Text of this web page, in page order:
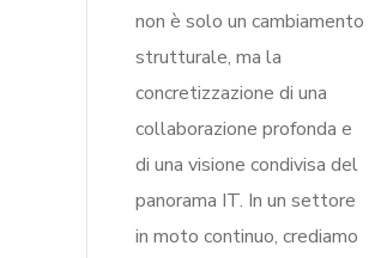
non è solo un cambiamento
strutturale, ma la
concretizzazione di una
collaborazione profonda e
di una visione condivisa del
panorama IT. In un settore
in moto continuo, crediamo